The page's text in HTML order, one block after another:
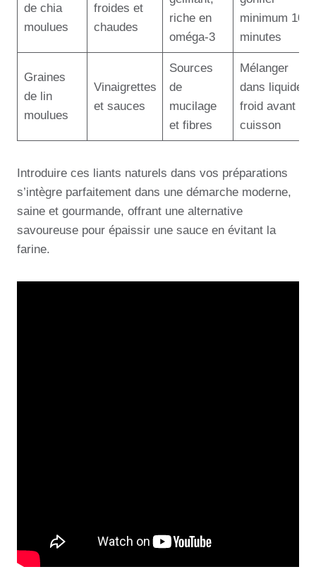
de chia
moulues
froides et
chaudes
riche en
oméga-3
minimum 10
minutes
Graines
de lin
moulues
Vinaigrettes
et sauces
Sources
de
mucilage
et fibres
Mélanger
dans liquide
froid avant
cuisson
Introduire ces liants naturels dans vos préparations
s’intègre parfaitement dans une démarche moderne,
saine et gourmande, offrant une alternative
savoureuse pour épaissir une sauce en évitant la
farine.